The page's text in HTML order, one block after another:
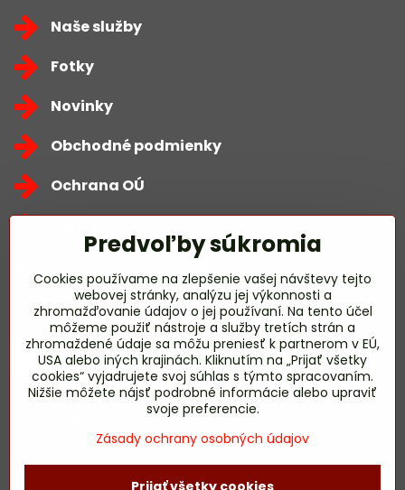
Naše služby
Fotky
Novinky
Obchodné podmienky
Ochrana OÚ
Zavoláme Vám späť
Váš telefón*
©2026Copyright
Predvoľby súkromia
Cookies používame na zlepšenie vašej návštevy tejto
webovej stránky, analýzu jej výkonnosti a
zhromažďovanie údajov o jej používaní. Na tento účel
môžeme použiť nástroje a služby tretích strán a
zhromaždené údaje sa môžu preniesť k partnerom v EÚ,
USA alebo iných krajinách. Kliknutím na „Prijať všetky
cookies“ vyjadrujete svoj súhlas s týmto spracovaním.
Nižšie môžete nájsť podrobné informácie alebo upraviť
svoje preferencie.
Zásady ochrany osobných údajov
Prijať všetky cookies